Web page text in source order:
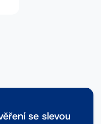
se slevou